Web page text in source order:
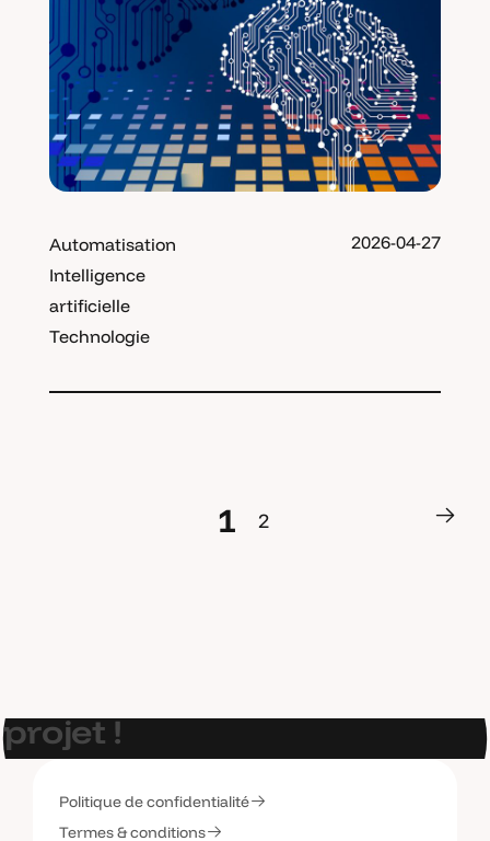
Automatisation
Intelligence
artificielle
Technologie
2026-04-27
1
2
projet!
ontactez-moi
Politique de confidentialité
Termes & conditions